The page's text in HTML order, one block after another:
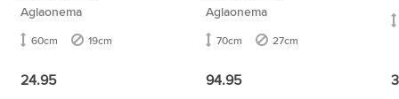
Aglaonema
60cm 19cm
24.95
Aglaonema
70cm 27cm
94.95